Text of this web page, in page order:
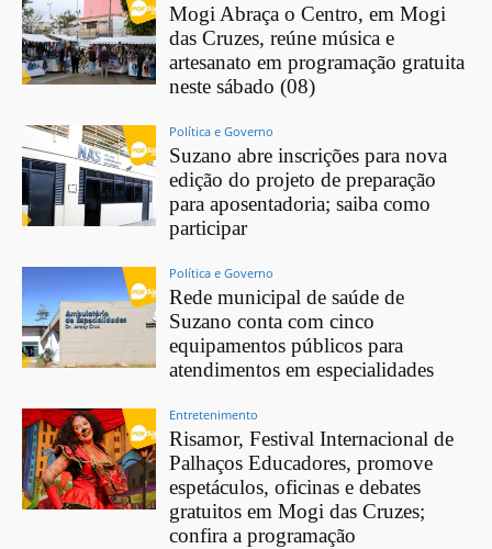
Mogi Abraça o Centro, em Mogi
das Cruzes, reúne música e
artesanato em programação gratuita
neste sábado (08)
Política e Governo
Suzano abre inscrições para nova
edição do projeto de preparação
para aposentadoria; saiba como
participar
Política e Governo
Rede municipal de saúde de
Suzano conta com cinco
equipamentos públicos para
atendimentos em especialidades
Entretenimento
Risamor, Festival Internacional de
Palhaços Educadores, promove
espetáculos, oficinas e debates
gratuitos em Mogi das Cruzes;
confira a programação